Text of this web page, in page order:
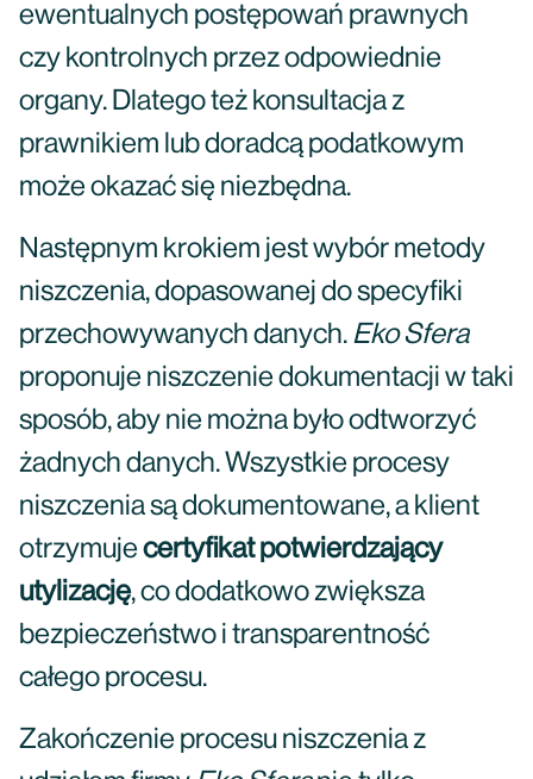
ewentualnych postępowań prawnych
czy kontrolnych przez odpowiednie
organy. Dlatego też konsultacja z
prawnikiem lub doradcą podatkowym
może okazać się niezbędna.
Następnym krokiem jest wybór metody
niszczenia, dopasowanej do specyfiki
przechowywanych danych. Eko Sfera
proponuje niszczenie dokumentacji w taki
sposób, aby nie można było odtworzyć
żadnych danych. Wszystkie procesy
niszczenia są dokumentowane, a klient
otrzymujecertyfikat potwierdzający
utylizację, co dodatkowo zwiększa
bezpieczeństwo i transparentność
całego procesu.
Zakończenie procesu niszczenia z